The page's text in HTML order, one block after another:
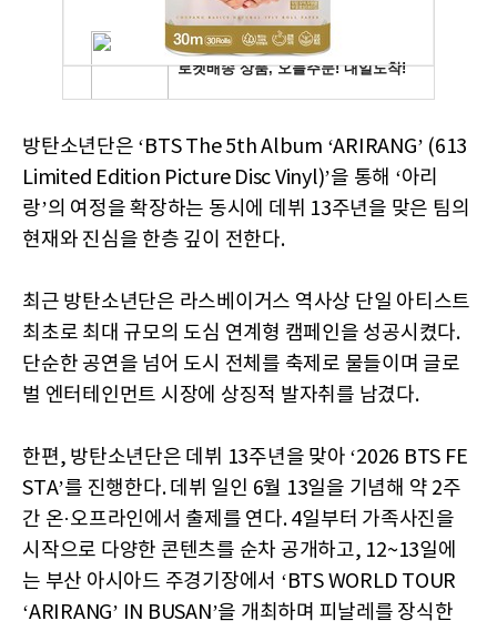
방탄소년단은 ‘BTS The 5th Album ‘ARIRANG’ (613
Limited Edition Picture Disc Vinyl)’을 통해 ‘아리
랑’의 여정을 확장하는 동시에 데뷔 13주년을 맞은 팀의
현재와 진심을 한층 깊이 전한다.
최근 방탄소년단은 라스베이거스 역사상 단일 아티스트
최초로 최대 규모의 도심 연계형 캠페인을 성공시켰다.
단순한 공연을 넘어 도시 전체를 축제로 물들이며 글로
벌 엔터테인먼트 시장에 상징적 발자취를 남겼다.
한편, 방탄소년단은 데뷔 13주년을 맞아 ‘2026 BTS FE
STA’를 진행한다. 데뷔 일인 6월 13일을 기념해 약 2주
간 온·오프라인에서 출제를 연다. 4일부터 가족사진을
시작으로 다양한 콘텐츠를 순차 공개하고, 12~13일에
는 부산 아시아드 주경기장에서 ‘BTS WORLD TOUR
‘ARIRANG’ IN BUSAN’을 개최하며 피날레를 장식한